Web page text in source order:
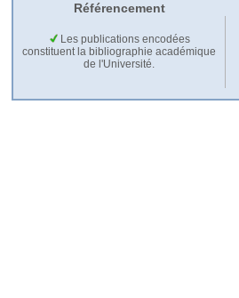
Référencement
Les publications encodées
constituent la bibliographie académique
de l'Université.